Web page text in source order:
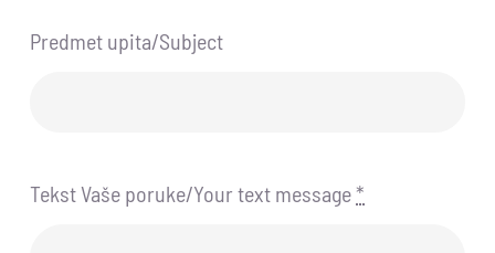
Predmet upita/Subject
Tekst Vaše poruke/Your text message *